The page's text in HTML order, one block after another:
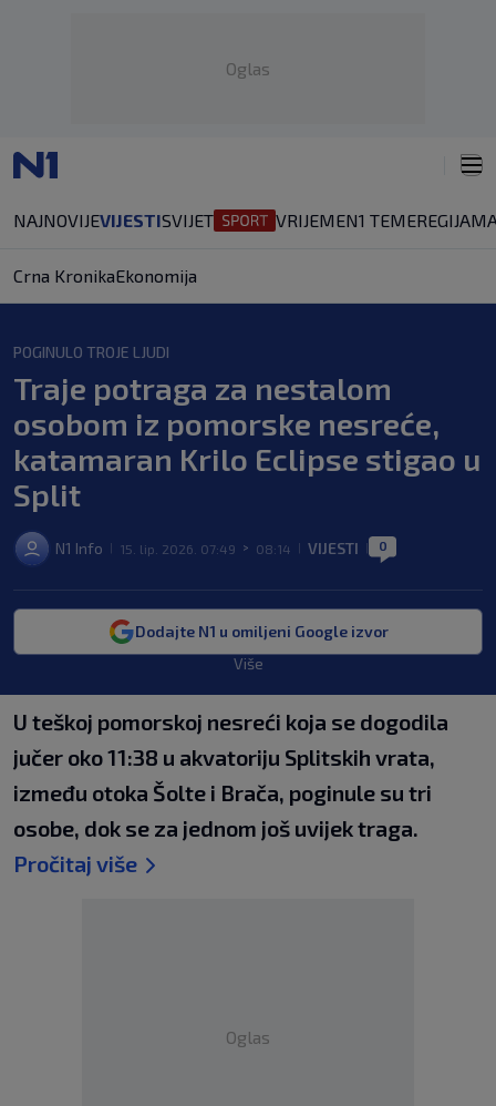
Oglas
NAJNOVIJEVIJESTISVIJET VRIJEMEN1 TEMEREGIJA
Crna KronikaEkonomija
POGINULO TROJE LJUDI
Traje potraga za nestalom
osobom iz pomorske nesreće,
katamaran Krilo Eclipse stigao u
Split
N1 Info 15. lip. 2026. 07:49 > 08:14 VIJESTI 0
Dodajte N1 u omiljeni Google izvor
Više
U teškoj pomorskoj nesreći koja se dogodila
jučer oko 11:38 u akvatoriju Splitskih vrata,
između otoka Šolte i Brača, poginule su tri
osobe, dok se za jednom još uvijek traga.
Pročitaj više
Oglas